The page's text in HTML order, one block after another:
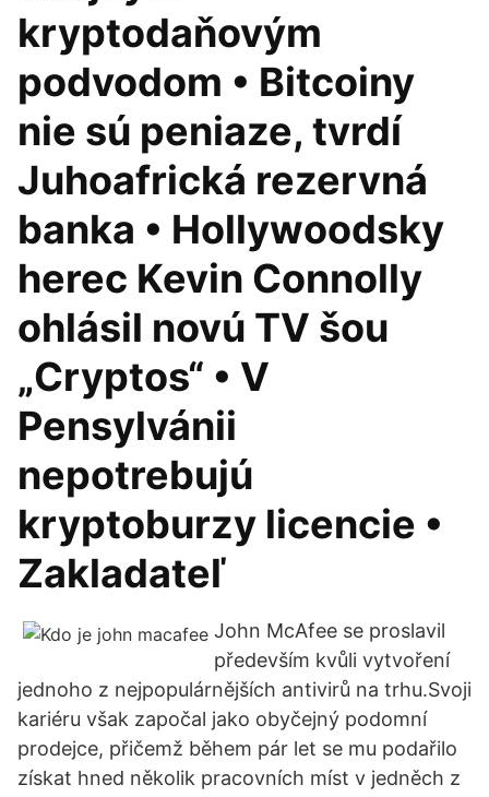
kryptodaňovým
podvodom • Bitcoiny
nie sú peniaze, tvrdí
Juhoafrická rezervná
banka • Hollywoodsky
herec Kevin Connolly
ohlásil novú TV šou
„Cryptos“ • V
Pensylvánii
nepotrebujú
kryptoburzy licencie •
Zakladateľ
John McAfee se proslavil
především kvůli vytvoření
jednoho z nejpopulárnějších antivirů na trhu.Svoji
kariéru však započal jako obyčejný podomní
prodejce, přičemž během pár let se mu podařilo
získat hned několik pracovních míst v jedněch z